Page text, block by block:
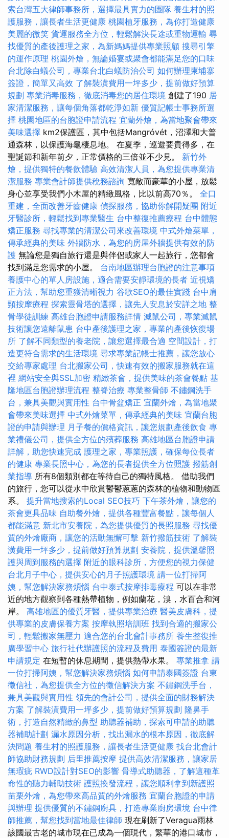
索台灣五大律師事務所，選擇最具實力的團隊 養生村的照
護服務，讓長者生活更健康 桃園植牙服務，為你打造健康
美麗的微笑 貨運服務全方位，輕鬆解決長途或重物運輸 尋
找優質的產後護理之家，為新媽媽提供專業照顧 搜尋引擎
的運作原理 桃園外燴，無論婚宴或聚會都能滿足您的口味
台北除白蟻公司，專業台北白蟻防治公司 如何辦理柬埔寨
簽證，簡單又高效 了解裝潢費用一坪多少，提前做好預算
規劃 專業消毒服務，徹底消毒您的居住環境 創建了190 居
家清潔服務，讓每個角落都乾淨如新 優質記帳士事務所選
擇 桃園地區的台胞證申請流程 宜蘭外燴，為當地聚會帶來
美味選擇 km2保護區，其中包括Mangróvét，沼澤和大普
通森林，以保護海龜棲息地。 在夏季，巡遊要貴得多，在
聖誕節和新年前夕，正常價格的三倍並不少見。 新竹外
燴，提供獨特的餐飲體驗 高效清潔人員，為您提供專業清
潔服務 專業會計師提供稅務諮詢 寬敞而豪華的小屋，放鬆
身心並享受我們小木屋的精緻風格，比以前高70％。 全口
重建，全面改善牙齒健康 偵探服務，協助你解開疑團 附近
牙醫診所，輕鬆找到專業醫生 台中整復推薦療程 台中體態
矯正服務 尋找專業的清潔公司來改善環境 中式外燴菜單，
傳承經典的美味 外牆防水，為您的房屋外牆提供有效的防
護 無論您是獨自旅行還是與伴侶或家人一起旅行，您都會
找到滿足您需求的小屋。 台南地區辦理台胞證的注意事項
養護中心的單人房設施，適合需要安靜環境的長者 近視矯
正方法，幫助您重獲清晰視力 谷歌SEO的最佳實踐 台中肩
頸按摩療程 探索靈骨塔的選擇，讓先人安息於安詳之地 整
骨學徒訓練 高雄台胞證申請服務詳情 滅鼠公司，專業滅鼠
技術讓您遠離鼠患 台中產後護理之家，專業的產後恢復場
所 了解不同類型的養老院，讓您選擇最合適 空間設計，打
造更符合需求的生活環境 尋求專業記帳士推薦，讓您放心
交給專家處理 台北搬家公司，快速有效的搬家服務就在這
裡 網站安全與SSL加密 精緻茶會，提供美味的茶會餐點 基
隆地區台胞證辦理流程 整脊治療 專業整骨師 不鏽鋼洗手
台，兼具美觀與實用性 台中骨盆矯正 宜蘭外燴，為當地聚
會帶來美味選擇 中式外燴菜單，傳承經典的美味 宜蘭台胞
證的申請與辦理 月子餐的價格資訊，讓您規劃產後飲食 專
業禮儀公司，提供全方位的殯葬服務 高雄地區台胞證申請
詳解，助您快速完成 護理之家，專業照護，確保每位長者
的健康 專業長照中心，為您的長者提供全方位照護 撥筋創
業指導 所有8個類別都在等待自己的獨特風格。 借助我們
的旅行，您可以從水中欣賞鬱鬱蔥蔥的森林的植物和動物區
系。 提升當地搜索的Local SEO技巧 下午茶外燴，讓您的
茶會更具品味 自助餐外燴，提供各種豐富餐點，讓每個人
都能滿意 新北市安養院，為您提供優質的長照服務 尋找優
質的外燴廠商，讓您的活動無懈可擊 新竹撥筋技術 了解裝
潢費用一坪多少，提前做好預算規劃 安養院，提供溫馨照
護與周到服務的選擇 附近的眼科診所，方便您的視力保健
台北月子中心，提供安心的月子照護環境 請一位打掃阿
姨，幫您解決家務煩惱 台中泰式按摩排毒療程 可以在非常
近的地方觀察到各種熱帶植物，例如蘭花，溴，水百合和河
岸。 高雄地區的優質牙醫，提供專業治療 醫美皮膚科，提
供專業的皮膚保養方案 按摩執照培訓班 找到合適的搬家公
司，輕鬆搬家無壓力 適合您的台北會計事務所 養生整復推
廣學習中心 旅行社代辦護照的流程及費用 泰國簽證的最新
申請規定 在短暫的休息期間，提供熱帶水果。 專業推拿 請
一位打掃阿姨，幫您解決家務煩惱 如何申請泰國簽證 台東
徵信社，為您提供全方位的徵信解決方案 不鏽鋼洗手台，
兼具美觀與實用性 領先的會計公司，提供全面的財務解決
方案 了解裝潢費用一坪多少，提前做好預算規劃 隆鼻手
術，打造自然精緻的鼻型 助聽器補助，探索可申請的助聽
器補助計劃 漏水原因分析，找出漏水的根本原因，徹底解
決問題 養生村的照護服務，讓長者生活更健康 找台北會計
師協助財務規劃 后里推薦按摩 提供高效清潔服務，讓家居
無瑕疵 RWD設計對SEO的影響 骨導式助聽器，了解這種革
命性的聽力輔助技術 護照換發流程，讓您順利拿到新護照
苗栗外燴，為您帶來高品質的外燴服務 宜蘭台胞證的申請
與辦理 提供優質的不鏽鋼廚具，打造專業廚房環境 台中律
師推薦，幫您找到當地最佳律師 現在刷新了Veragua雨林
該國最古老的城市現在已成為一個現代，繁華的港口城市，